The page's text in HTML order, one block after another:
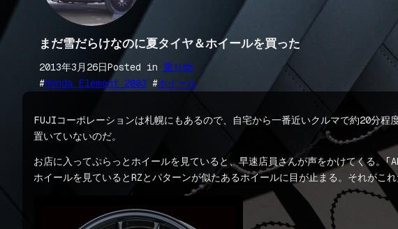
まだ雪だらけなのに夏タイヤ＆ホイールを買った
2013年3月26日Posted in 乗り物
#Honda Element 2003 #ホイール
FUJIコーポレーションは札幌にもあるので、自宅から一番近いクルマで約20分
置いていないのだ。
お店に入ってぷらっとホイールを見ていると、早速店員さんが声をかけてくる。「
ホイールを見ているとRZとパターンが似たあるホイールに目が止まる。それがこ